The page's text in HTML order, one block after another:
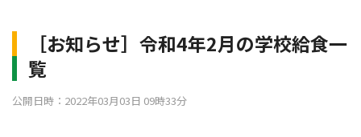
［お知らせ］令和4年2月の学校給食一
覧
公開日時：2022年03月03日 09時33分